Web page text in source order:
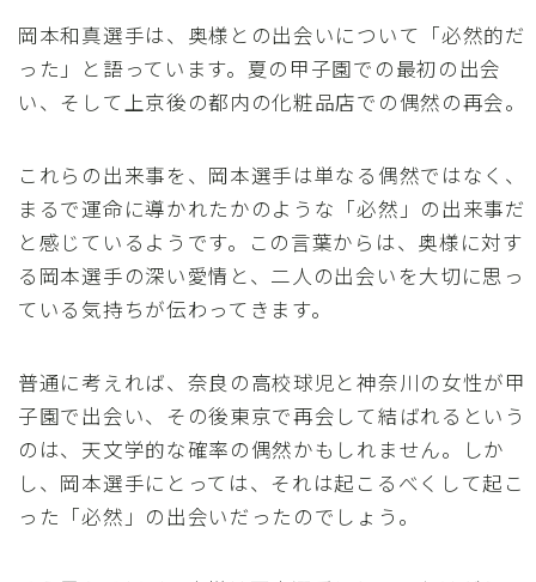
岡本和真選手は、奥様との出会いについて「必然的だ
った」と語っています。夏の甲子園での最初の出会
い、そして上京後の都内の化粧品店での偶然の再会。
これらの出来事を、岡本選手は単なる偶然ではなく、
まるで運命に導かれたかのような「必然」の出来事だ
と感じているようです。この言葉からは、奥様に対す
る岡本選手の深い愛情と、二人の出会いを大切に思っ
ている気持ちが伝わってきます。
普通に考えれば、奈良の高校球児と神奈川の女性が甲
子園で出会い、その後東京で再会して結ばれるという
のは、天文学的な確率の偶然かもしれません。しか
し、岡本選手にとっては、それは起こるべくして起こ
った「必然」の出会いだったのでしょう。